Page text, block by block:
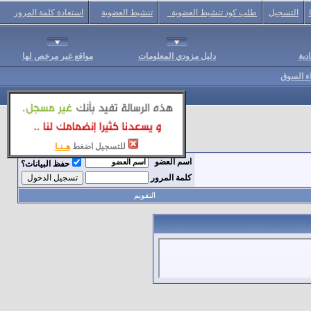
للتسجيل اضغط هـنـا
التسجيل طلب كود تنشيط العضوية تنشيط العضوية استعادة كلمة المرور
دليل مزودي المعلومات مواقع غير مرخص لها
السوق
اسم العضو
حفظ البيانات؟
كلمة المرور
التقويم